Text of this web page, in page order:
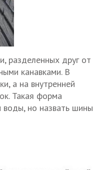
разделенных друг от
канавками. В
а на внутренней
Такая форма
но назвать шины